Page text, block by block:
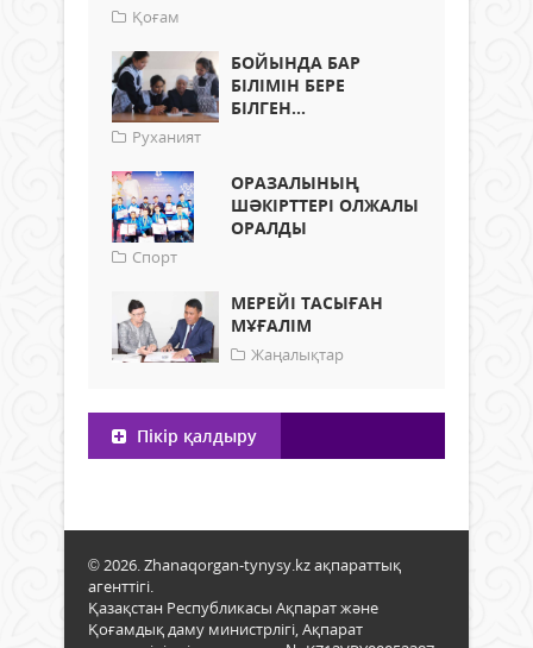
Қоғам
БОЙЫНДА БАР
БІЛІМІН БЕРЕ
БІЛГЕН...
Руханият
ОРАЗАЛЫНЫҢ
ШӘКІРТТЕРІ ОЛЖАЛЫ
ОРАЛДЫ
Спорт
МЕРЕЙІ ТАСЫҒАН
МҰҒАЛІМ
Жаңалықтар
Пікір қалдыру
© 2026. Zhanaqorgan-tynysy.kz ақпараттық
агенттігі.
Қазақстан Республикасы Ақпарат және
Қоғамдық даму министрлігі, Ақпарат